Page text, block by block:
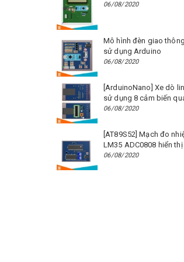
06/08/2020
Mô hình đèn giao
sử dụng Arduino
06/08/2020
[ArduinoNano] Xe dò
sử dụng 8 cảm biến
06/08/2020
[AT89S52] Mạch đo
LM35 ADC0808 hiển
06/08/2020